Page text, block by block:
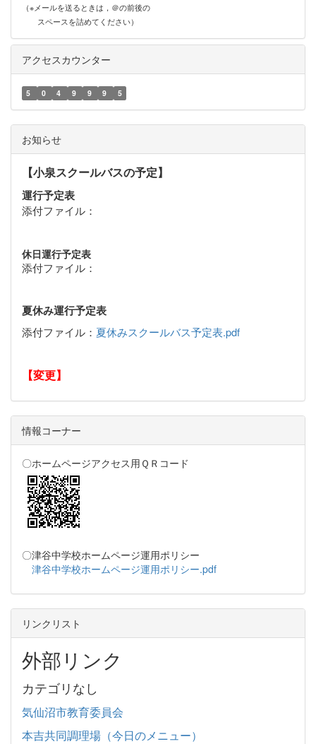
（※メールを送るときは，＠の前後の
スペースを詰めてください）
アクセスカウンター
5 0 4 9 9 9 5
お知らせ
【小泉スクールバスの予定】
運行予定表
添付ファイル：
休日運行予定表
添付ファイル：
夏休み運行予定表
添付ファイル： 夏休みスクールバス予定表.pdf
【変更】
情報コーナー
〇ホームページアクセス用ＱＲコード
〇津谷中学校ホームページ運用ポリシー
津谷中学校ホームページ運用ポリシー.pdf
リンクリスト
外部リンク
カテゴリなし
気仙沼市教育委員会
本吉共同調理場（今日のメニュー）